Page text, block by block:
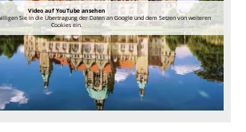
Video auf YouTube ansehen
Sie in die Übertragung der Daten an Google und dem Setzen von weiteren
Cookies ein.